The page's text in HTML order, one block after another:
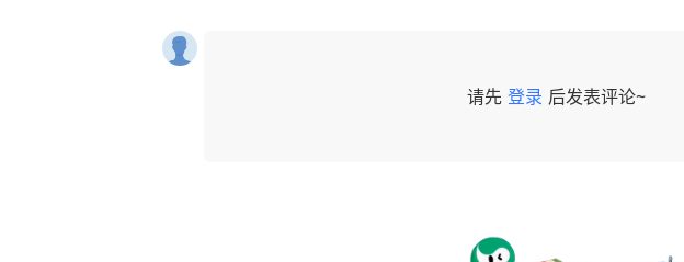
请先 登录 后发表评论~